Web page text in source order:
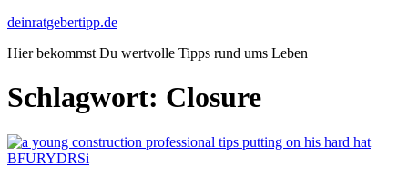
deinratgebertipp.de
Hier bekommst Du wertvolle Tipps rund ums Leben
Schlagwort: Closure